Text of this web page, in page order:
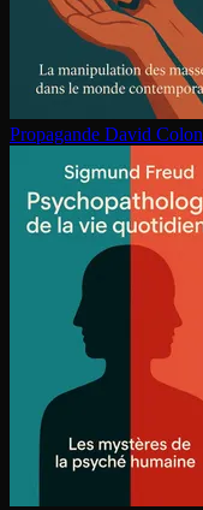
Propagande David Colon